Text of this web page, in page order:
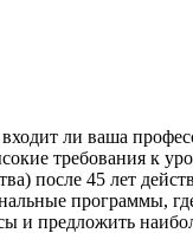
ли ваша
требования к
после 45 лет
программы,
предложить